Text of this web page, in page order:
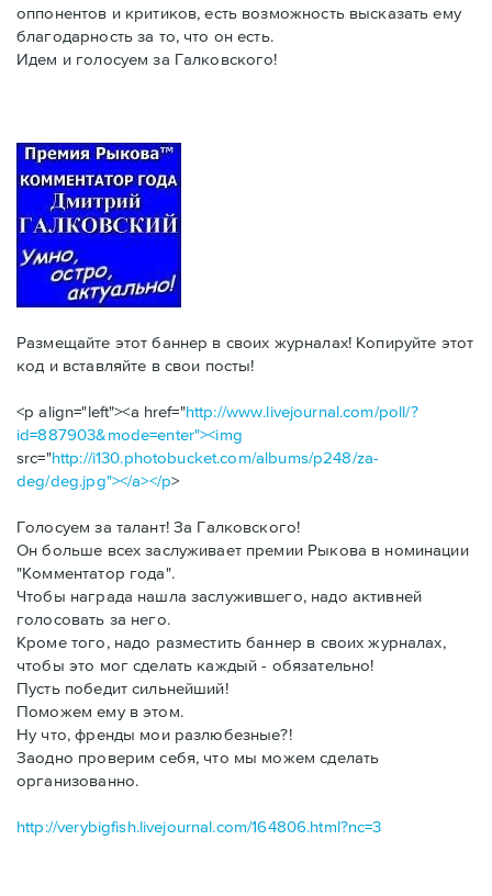
оппонентов и критиков, есть возможность высказать ему
благодарность за то, что он есть.
Идем и голосуем за Галковского!
Размещайте этот баннер в своих журналах! Копируйте этот
код и вставляйте в свои посты!
<p align="left"><a href="http://www.livejournal.com/poll/?
id=887903&mode=enter"><img
src="http://i130.photobucket.com/albums/p248/za-
deg/deg.jpg"></a></p>
Голосуем за талант! За Галковского!
Он больше всех заслуживает премии Рыкова в номинации
"Комментатор года".
Чтобы награда нашла заслужившего, надо активней
голосовать за него.
Кроме того, надо разместить баннер в своих журналах,
чтобы это мог сделать каждый - обязательно!
Пусть победит сильнейший!
Поможем ему в этом.
Ну что, френды мои разлюбезные?!
Заодно проверим себя, что мы можем сделать
организованно.
http://verybigfish.livejournal.com/164806.html?nc=3